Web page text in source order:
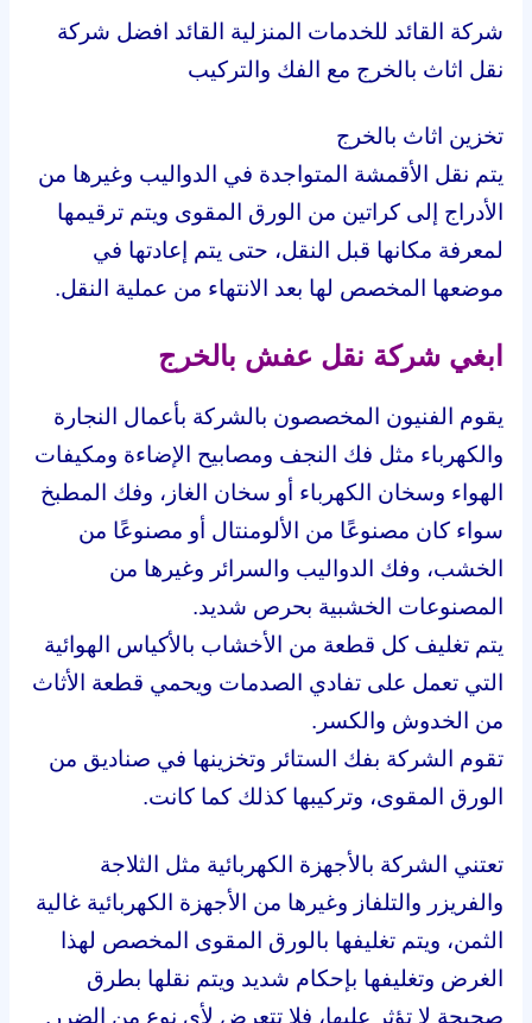
شركة القائد للخدمات المنزلية القائد افضل شركة
نقل اثاث بالخرج مع الفك والتركيب
تخزين اثاث بالخرج
يتم نقل الأقمشة المتواجدة في الدواليب وغيرها من
الأدراج إلى كراتين من الورق المقوى ويتم ترقيمها
لمعرفة مكانها قبل النقل، حتى يتم إعادتها في
موضعها المخصص لها بعد الانتهاء من عملية النقل.
ابغي شركة نقل عفش بالخرج
يقوم الفنيون المخصصون بالشركة بأعمال النجارة
والكهرباء مثل فك النجف ومصابيح الإضاءة ومكيفات
الهواء وسخان الكهرباء أو سخان الغاز، وفك المطبخ
سواء كان مصنوعًا من الألومنتال أو مصنوعًا من
الخشب، وفك الدواليب والسرائر وغيرها من
المصنوعات الخشبية بحرص شديد.
يتم تغليف كل قطعة من الأخشاب بالأكياس الهوائية
التي تعمل على تفادي الصدمات ويحمي قطعة الأثاث
من الخدوش والكسر.
تقوم الشركة بفك الستائر وتخزينها في صناديق من
الورق المقوى، وتركيبها كذلك كما كانت.
تعتني الشركة بالأجهزة الكهربائية مثل الثلاجة
والفريزر والتلفاز وغيرها من الأجهزة الكهربائية غالية
الثمن، ويتم تغليفها بالورق المقوى المخصص لهذا
الغرض وتغليفها بإحكام شديد ويتم نقلها بطرق
صحيحة لا تؤثر عليها، فلا تتعرض لأي نوع من الضرر.